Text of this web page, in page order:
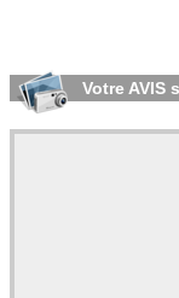
Votre AVIS